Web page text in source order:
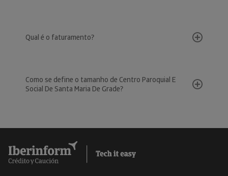
Qual é o faturamento?
Como se define o tamanho de Centro Paroquial E
Social De Santa Maria De Grade?